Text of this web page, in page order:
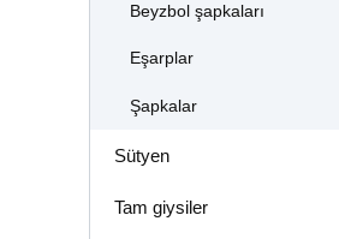
Beyzbol şapkaları
Eşarplar
Şapkalar
Sütyen
Tam giysiler